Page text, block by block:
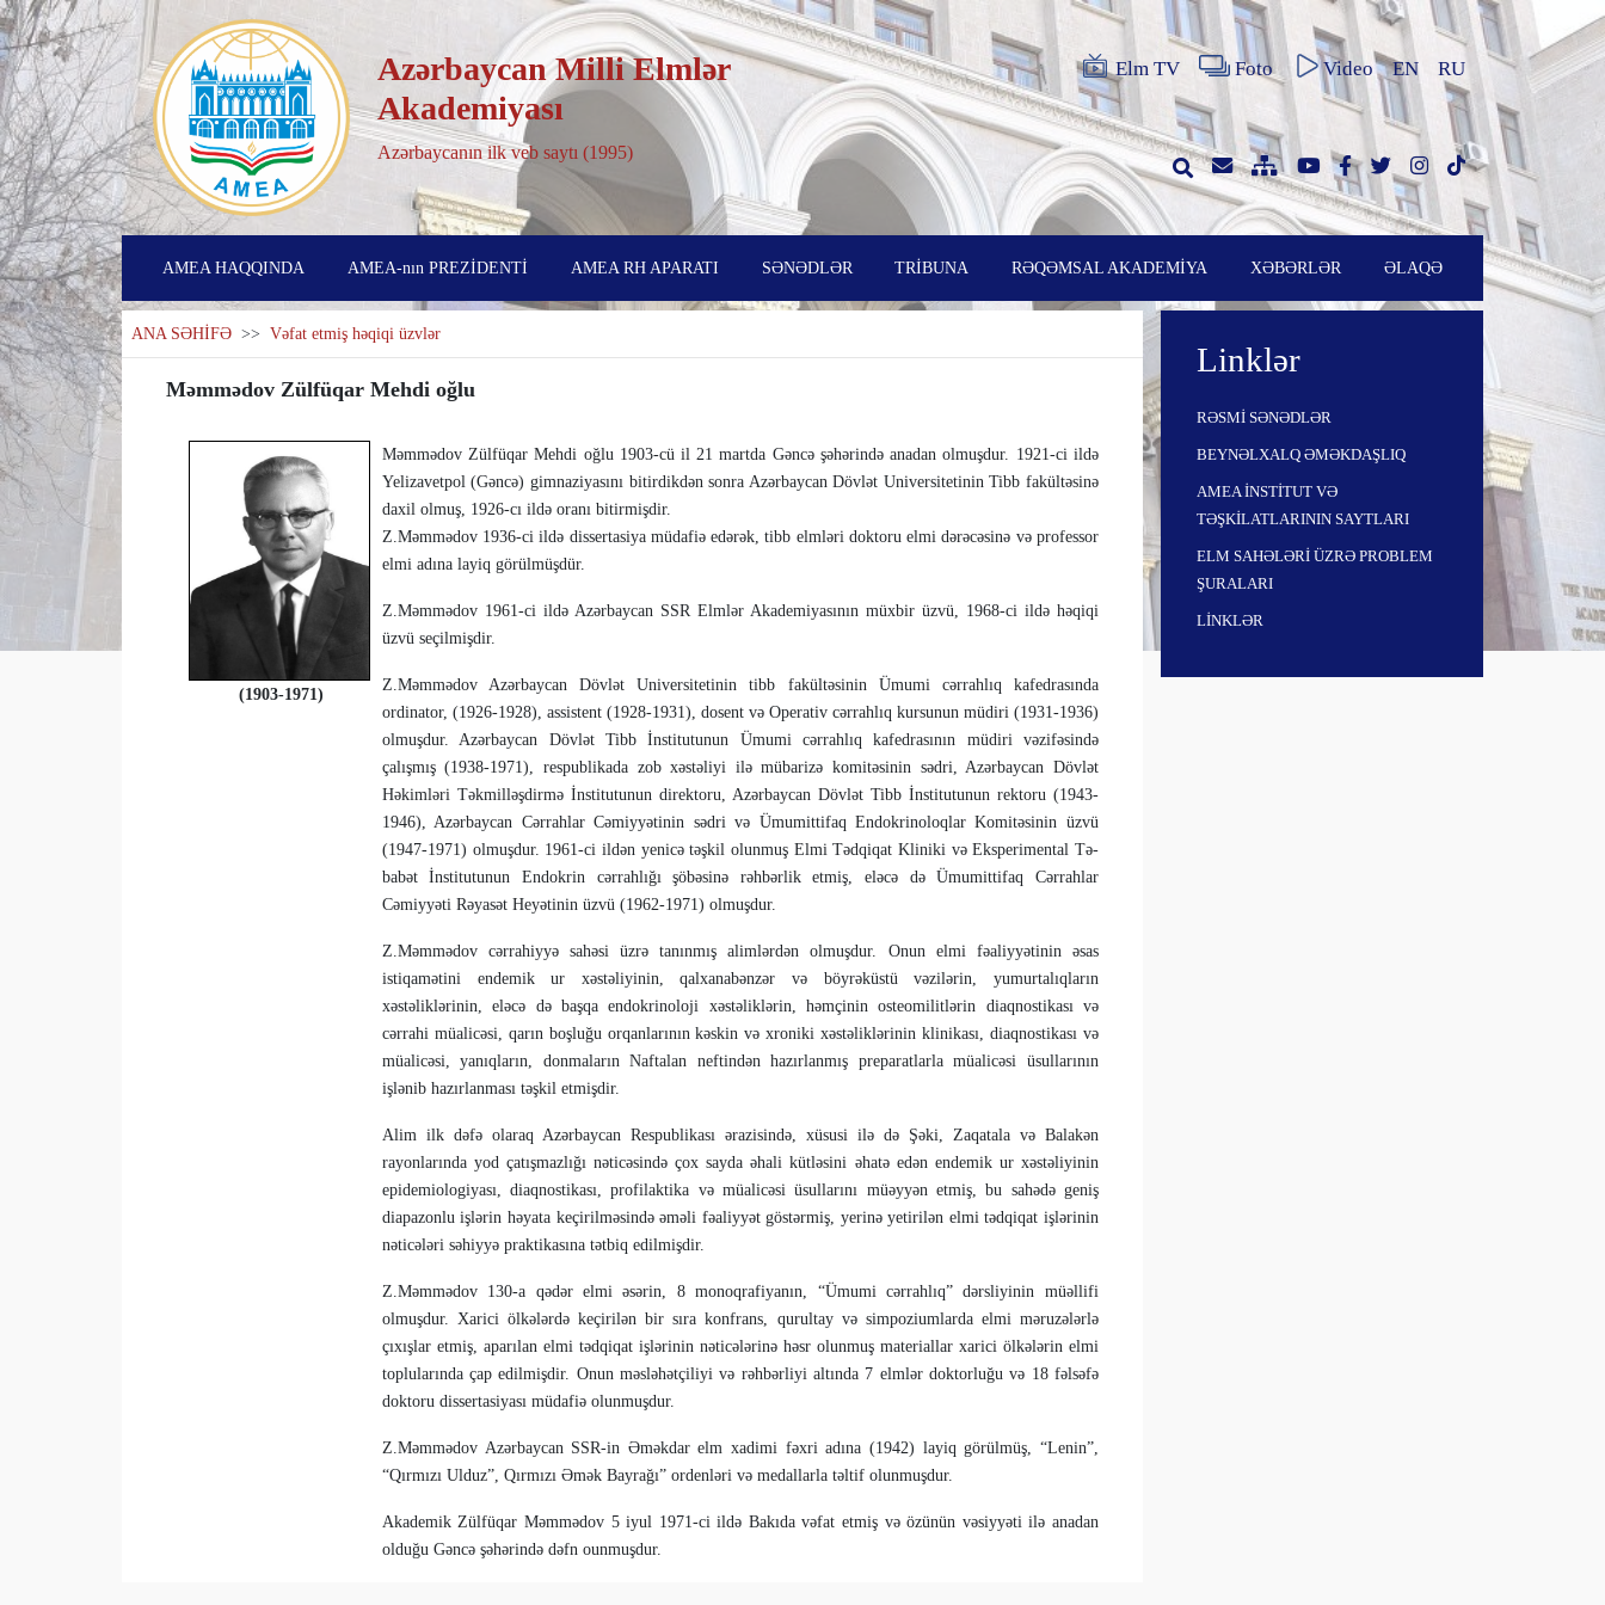
Azərbaycan Milli Elmlər
Akademiyası
Azərbaycanın ilk veb saytı (1995)
Elm TV Foto Video EN RU
AMEA HAQQINDA AMEA-nın PREZİDENTİ AMEA RH APARATI SƏNƏDLƏR TRİBUNA RƏQƏMSAL AKADEMİYA XƏBƏRLƏR ƏLAQƏ
ANA SƏHİFƏ >> Vəfat etmiş həqiqi üzvlər
Məmmədov Zülfüqar Mehdi oğlu
Məmmədov Zülfüqar Mehdi oğlu 1903-cü il 21 martda Gəncə şəhərində anadan olmuş­dur. 1921-ci ildə
Yelizavetpol (Gəncə) gimna­ziya­sını bitirdikdən sonra Azərbaycan Dövlət Universitetinin Tibb fakültəsinə
daxil olmuş, 1926-cı ildə oranı bitirmişdir.
Z.Məmmədov 1936-ci ildə dis­sertasiya müdafiə edərək, tibb elmləri doktoru elmi dərəcəsinə və professor
elmi adına layiq görülmüşdür.
Z.Məmmədov 1961-ci ildə Azərbaycan SSR Elmlər Akademiyasının müxbir üzvü, 1968-ci ildə həqiqi
üzvü seçilmişdir.
Z.Məmmədov Azərbaycan Dövlət Universitetinin tibb fakültəsinin Ümumi cərrahlıq kafedrasında
ordinator, (1926-1928), assistent (1928-1931), dosent və Operativ cərrahlıq kursunun müdiri (1931-1936)
olmuşdur. Azər­baycan Dövlət Tibb İnstitutunun Ümumi cərrahlıq kafedrasının müdiri vəzi­fəsində
çalışmış (1938-1971), respublikada zob xəstəliyi ilə mübarizə komi­təsinin sədri, Azərbay­can Dövlət
Həkimləri Təkmilləşdirmə İnstitutunun direk­toru, Azərbaycan Dövlət Tibb İnstitutunun rektoru (1943-
1946), Azərbaycan Cərrahlar Cəmiyyətinin səd­ri və Ümumittifaq Endokrinoloqlar Komitəsinin üzvü
(1947-1971) olmuşdur. 1961-ci ildən yenicə təşkil olunmuş Elmi Tədqiqat Kliniki və Eksperimental Tə­
babət İnstitutunun Endokrin cərrahlığı şöbəsinə rəhbərlik etmiş, eləcə də Ümum­it­tifaq Cərrahlar
Cəmiyyəti Rəyasət Heyətinin üzvü (1962-1971) olmuşdur.
Z.Məmmədov cərrahiyyə sahəsi üzrə tanınmış alimlərdən olmuşdur. Onun elmi fəaliyyətinin əsas
istiqamətini endemik ur xəstəliyinin, qalxana­bənzər və böyrək­üstü vəzilərin, yumurtalıqların
xəstəliklərinin, eləcə də başqa endo­krinoloji xəstə­liklərin, həmçinin osteomilitlərin diaqnostikası və
cərrahi müa­licəsi, qarın boşluğu orqanlarının kəskin və xroniki xəstəliklərinin kli­nikası, diaqnostikası və
müalicəsi, yanıqların, donmaların Naftalan neftin­dən hazırlan­mış preparatlarla müalicəsi üsullarının
işlənib hazırlanması təşkil etmişdir.
Alim ilk dəfə olaraq Azərbaycan Respublikası ərazisində, xüsusi ilə də Şəki, Zaqatala və Balakən
rayonlarında yod çatışmazlığı nəticəsində çox sayda əhali kütləsini əhatə edən endemik ur xəstəliyinin
epidemiologiyası, diaqnostikası, profilaktika və müalicəsi üsullarını müəyyən etmiş, bu sahədə geniş
diapazonlu işlərin həyata keçirilməsində əməli fəaliyyət göstərmiş, yerinə yetirilən elmi tədqiqat işlərinin
nəticələri səhiyyə praktikasına tətbiq edilmişdir.
Z.Məmmədov 130-a qədər elmi əsərin, 8 monoqrafiyanın, “Ümumi cərrahlıq” dərsliyinin müəllifi
olmuşdur. Xarici ölkələrdə keçirilən bir sıra kon­frans, qurul­tay və simpoziumlarda elmi məruzələrlə
çıxışlar etmiş, aparılan elmi tədqiqat işlərinin nəticələrinə həsr olunmuş materiallar xarici ölkələrin elmi
toplularında çap edilmişdir. Onun məsləhətçiliyi və rəhbərliyi altında 7 elmlər doktorluğu və 18 fəlsəfə
doktoru dissertasiyası müdafiə olunmuşdur.
Z.Məmmədov Azərbaycan SSR-in Əməkdar elm xadimi fəxri adına (1942) layiq görülmüş, “Lenin”,
“Qırmızı Ulduz”, Qırmızı Əmək Bayrağı” ordenləri və medallarla təltif olunmuşdur.
Akademik Zülfüqar Məmmədov 5 iyul 1971-ci ildə Bakıda vəfat etmiş və özünün vəsiyyəti ilə anadan
olduğu Gəncə şəhərində dəfn ounmuşdur.
(1903-1971)
Linklər
RƏSMİ SƏNƏDLƏR
BEYNƏLXALQ ƏMƏKDAŞLIQ
AMEA İNSTİTUT VƏ
TƏŞKİLATLARININ SAYTLARI
ELM SAHƏLƏRİ ÜZRƏ PROBLEM
ŞURALARI
LİNKLƏR